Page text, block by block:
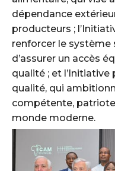
dépendance
producteurs ;
renforcer le système
d’assurer un accès
qualité ; et
qualité, qui
compétente,
monde moderne.